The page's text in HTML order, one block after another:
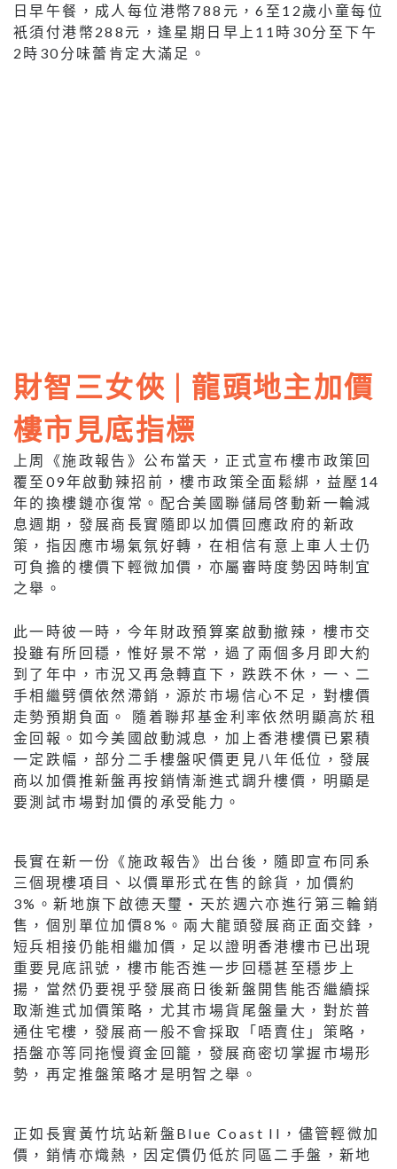
日早午餐，成人每位港幣788元，6至12歲小童每位
衹須付港幣288元，逢星期日早上11時30分至下午
2時30分味蕾肯定大滿足。
財智三女俠 | 龍頭地主加價
樓市見底指標
上周《施政報告》公布當天，正式宣布樓市政策回
覆至09年啟動辣招前，樓市政策全面鬆綁，益壓14
年的換樓鏈亦復常。配合美國聯儲局啓動新一輪減
息週期，發展商長實隨即以加價回應政府的新政
策，指因應市場氣氛好轉，在相信有意上車人士仍
可負擔的樓價下輕微加價，亦屬審時度勢因時制宜
之舉。
此一時彼一時，今年財政預算案啟動撤辣，樓市交
投雖有所回穩，惟好景不常，過了兩個多月即大約
到了年中，市況又再急轉直下，跌跌不休，一、二
手相繼劈價依然滯銷，源於市場信心不足，對樓價
走勢預期負面。 隨着聯邦基金利率依然明顯高於租
金回報。如今美國啟動減息，加上香港樓價已累積
一定跌幅，部分二手樓盤呎價更見八年低位，發展
商以加價推新盤再按銷情漸進式調升樓價，明顯是
要測試市場對加價的承受能力。
長實在新一份《施政報告》出台後，隨即宣布同系
三個現樓項目、以價單形式在售的餘貨，加價約
3%。新地旗下啟德天璽‧天於週六亦進行第三輪銷
售，個別單位加價8%。兩大龍頭發展商正面交鋒，
短兵相接仍能相繼加價，足以證明香港樓市已出現
重要見底訊號，樓市能否進一步回穩甚至穩步上
揚，當然仍要視乎發展商日後新盤開售能否繼續採
取漸進式加價策略，尤其市場貨尾盤量大，對於普
通住宅樓，發展商一般不會採取「唔賣住」策略，
捂盤亦等同拖慢資金回籠，發展商密切掌握市場形
勢，再定推盤策略才是明智之舉。
正如長實黃竹坑站新盤Blue Coast II，儘管輕微加
價，銷情亦熾熱，因定價仍低於同區二手盤，新地